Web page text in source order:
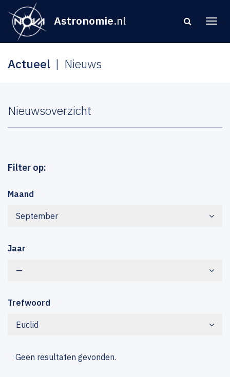
Astronomie.nl
Actueel Nieuws
Nieuwsoverzicht
Filter op:
Maand
September
Jaar
—
Trefwoord
Euclid
Geen resultaten gevonden.